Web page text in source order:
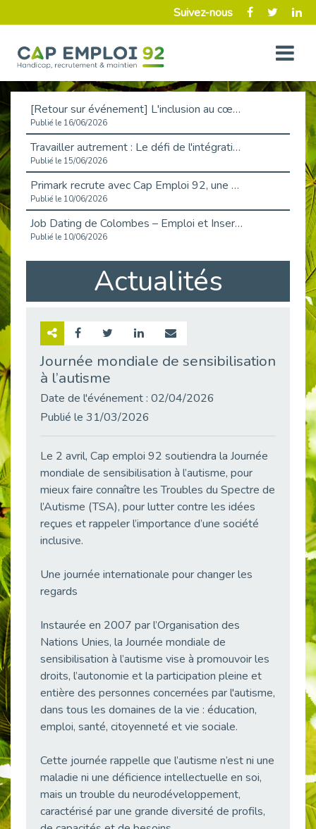
Suivez-nous
[Retour sur événement] L'inclusion au cœur de la Place de l'Emploi à La Défense !
Publié le 16/06/2026
Travailler autrement : Le défi de l'intégration des maladies chroniques en entreprise
Publié le 15/06/2026
Primark recrute avec Cap Emploi 92, une matinée couronnée de succès !
Publié le 10/06/2026
Job Dating de Colombes – Emploi et Insertion
Publié le 10/06/2026
Aborder l'entretien et la situation de handicap en toute confiance
Publié le 09/06/2026
Retour sur l’atelier « Optimiser sa recherche d’emploi »
« Confiance en soi et acceptation du handicap » : un levier puissant vers l’emploi
Handicap et emploi : une matinée pour briser les tabous
Publié le 21/05/2026
L’alternance : un levier stratégique pour recruter et inclure durablement
Publié le 18/05/2026
Publié le 12/05/2026
Publié le 12/05/2026
Publié le 04/05/2026
Le taux d’emploi direct dans la fonction publique dépasse 6 % en 2025
Publié le 04/05/2026
L'alternance : un tremplin vers l'emploi aussi pour les personnes en situation de handicap
Publié le 01/05/2026
Témoignage : Le parcours de Marc, 44 ans
L’Aménagement Raisonnable : Un Levier pour l’Équité
Publié le 29/04/2026
Actualités
Journée mondiale de sensibilisation
à l’autisme
Date de l'événement : 02/04/2026
Publié le 31/03/2026
Le 2 avril, Cap emploi 92 soutiendra la Journée
mondiale de sensibilisation à l’autisme, pour
mieux faire connaître les Troubles du Spectre de
l’Autisme (TSA), pour lutter contre les idées
reçues et rappeler l’importance d’une société
inclusive.
Une journée internationale pour changer les
regards
Instaurée en 2007 par l’Organisation des
Nations Unies, la Journée mondiale de
sensibilisation à l’autisme vise à promouvoir les
droits, l’autonomie et la participation pleine et
entière des personnes concernées par l'autisme,
dans tous les domaines de la vie : éducation,
emploi, santé, citoyenneté et vie sociale.
Cette journée rappelle que l’autisme n’est ni une
maladie ni une déficience intellectuelle en soi,
mais un trouble du neurodéveloppement,
caractérisé par une grande diversité de profils,